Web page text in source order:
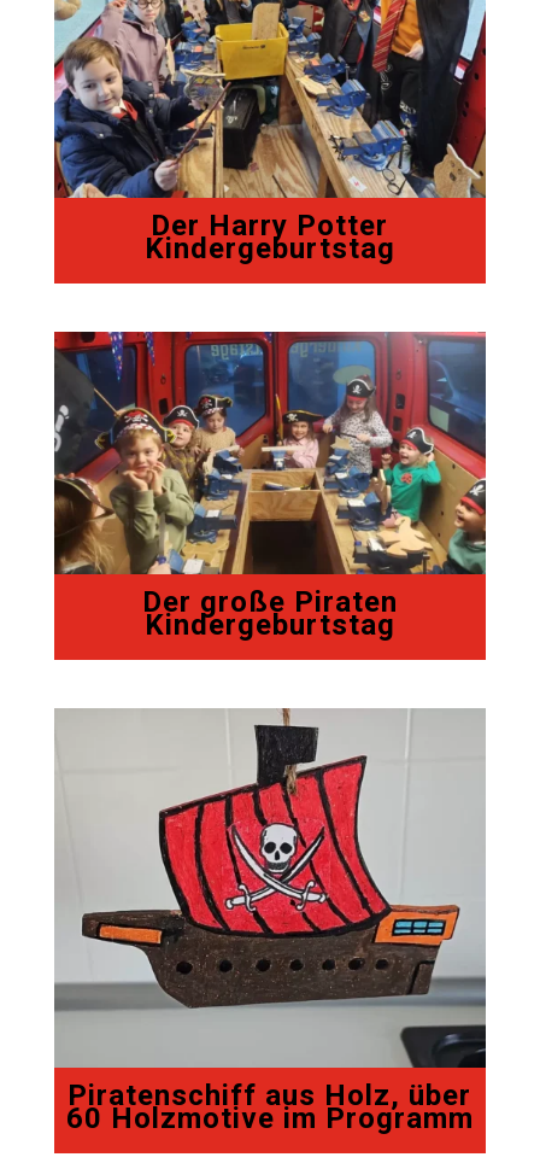
Der Harry Potter
Kindergeburtstag
Der große Piraten
Kindergeburtstag
Piratenschiff aus Holz, über
60 Holzmotive im Programm